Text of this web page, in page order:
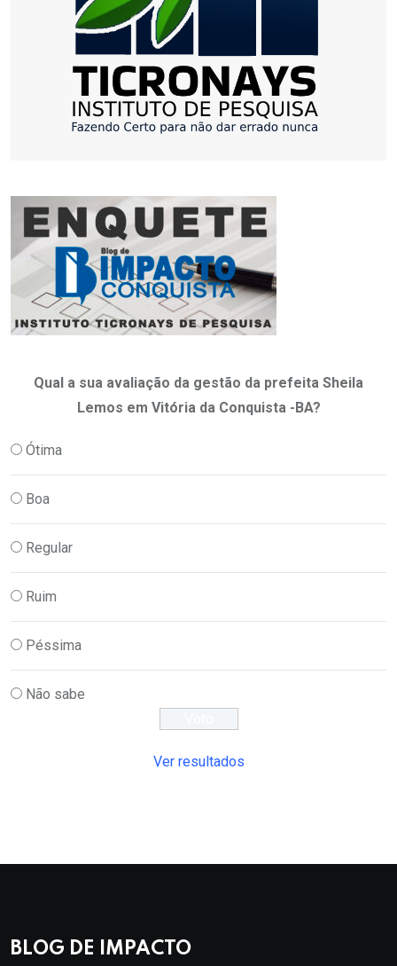
Qual a sua avaliação da gestão da prefeita Sheila
Lemos em Vitória da Conquista -BA?
Ótima
Boa
Regular
Ruim
Péssima
Não sabe
Ver resultados
BLOG DE IMPACTO